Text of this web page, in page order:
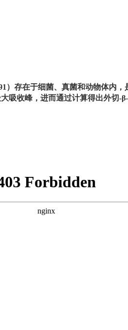
）存在于细菌、真菌和动物体内，
吸收峰，进而通过计算得出外切-